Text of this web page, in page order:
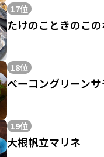
17位
たけのこときのこ
18位
ベーコングリーン
19位
大根帆立マリネ